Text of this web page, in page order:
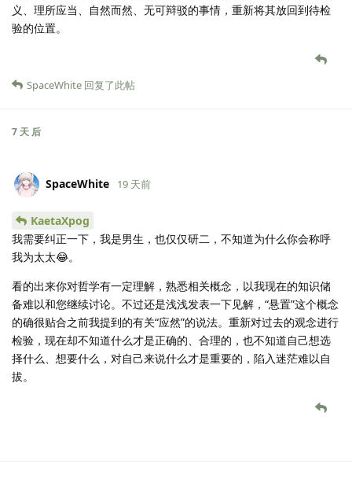
义、理所应当、自然而然、无可辩驳的事情，重新将其放回到待检
验的位置。
SpaceWhite 回复了此帖
7 天 后
SpaceWhite 19 天前
KaetaXpog
我需要纠正一下，我是男生，也仅仅研二，不知道为什么你会称呼
我为太太😂。
看的出来你对哲学有一定理解，熟悉相关概念，以我现在的知识储
备难以和您继续讨论。不过还是浅浅发表一下见解，“悬置”这个概念
的确很贴合之前我提到的有关“应然”的说法。重新对过去的观念进行
检验，现在却不知道什么才是正确的、合理的，也不知道自己想选
择什么、想要什么，对自己来说什么才是重要的，陷入迷茫难以自
拔。